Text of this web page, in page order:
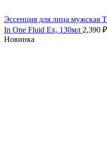
Эссенция для лица мужская
In One Fluid Ex, 130мл 2,390 ₽
Новинка